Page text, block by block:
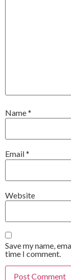
Name*
Email*
Website
Save my name,
time I comment.